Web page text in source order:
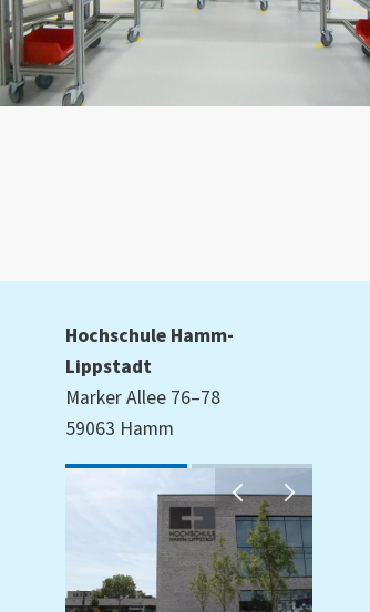
Hochschule Hamm-
Lippstadt
Marker Allee 76–78
59063 Hamm